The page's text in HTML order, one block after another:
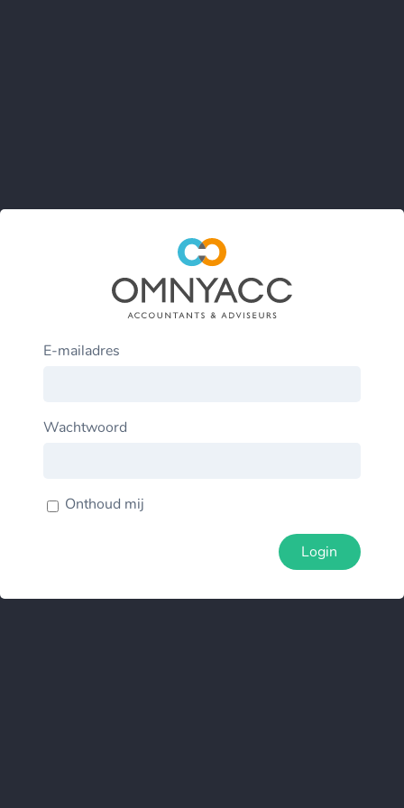
E-mailadres
Wachtwoord
Onthoud mij
Login